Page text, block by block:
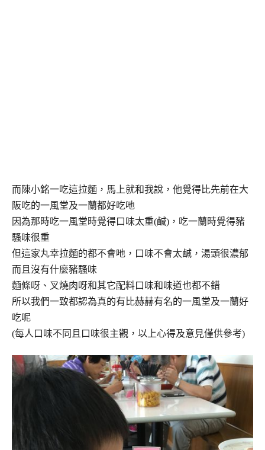
而陳小銘一吃這拉麵，馬上就和我說，他覺得比先前在大
阪吃的一風堂及一蘭都好吃吔
因為那時吃一風堂時覺得口味太重(鹹)，吃一蘭時覺得豬
騷味很重
但這家丸幸拉麵的都不會吔，口味不會太鹹，湯頭很濃郁
而且沒有什麼豬騷味
麵條呀、叉燒肉呀和其它配料口味和味道也都不錯
所以我們一致都認為真的有比赫赫有名的一風堂及一蘭好
吃呢
(每人口味不同且口味很主觀，以上心得及意見僅供參考)